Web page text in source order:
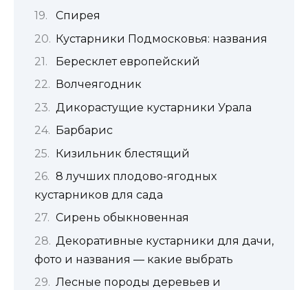
Спирея
Кустарники Подмосковья: названия
Бересклет европейский
Волчеягодник
Дикорастущие кустарники Урала
Барбарис
Кизильник блестящий
8 лучших плодово-ягодных
кустарников для сада
Сирень обыкновенная
Декоративные кустарники для дачи,
фото и названия — какие выбрать
Лесные породы деревьев и